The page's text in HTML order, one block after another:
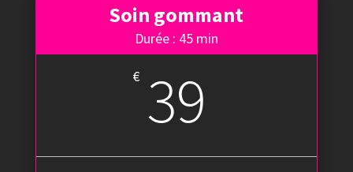
Soin gommant
Durée : 45 min
€ 39